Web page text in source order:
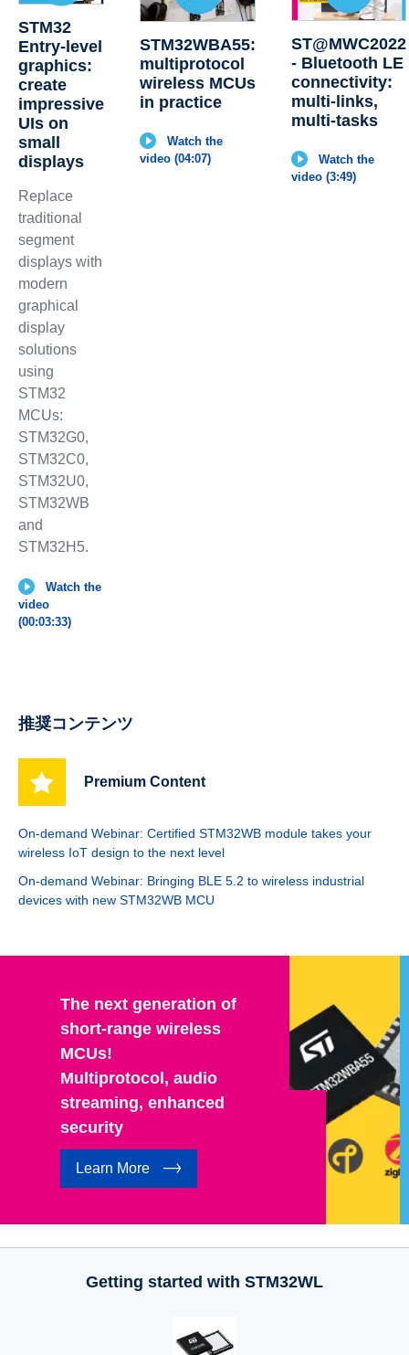
STM32
Entry-level
graphics:
create
impressive
UIs on
small
displays
Replace
traditional
segment
displays with
modern
graphical
display
solutions
using
STM32
MCUs:
STM32G0,
STM32C0,
STM32U0,
STM32WB
and
STM32H5.
Watch the
video
(00:03:33)
STM32WBA55:
multiprotocol
wireless MCUs
in practice
Watch the
video (04:07)
ST@MWC2022
- Bluetooth LE
connectivity:
multi-links,
multi-tasks
Watch the
video (3:49)
推奨コンテンツ
Premium Content
On-demand Webinar: Certified STM32WB module takes your
wireless IoT design to the next level
On-demand Webinar: Bringing BLE 5.2 to wireless industrial
devices with new STM32WB MCU
The next generation of
short-range wireless
MCUs!
Multiprotocol, audio
streaming, enhanced
security
Learn More
Getting started with STM32WL